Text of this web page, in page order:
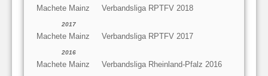
Machete Mainz Verbandsliga RPTFV 2018
2017
Machete Mainz Verbandsliga RPTFV 2017
2016
Machete Mainz Verbandsliga Rheinland-Pfalz 2016